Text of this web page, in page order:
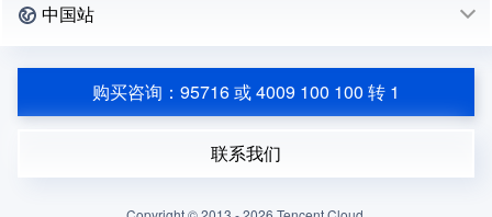
中国站
购买咨询：95716 或 4009 100 100 转 1
联系我们